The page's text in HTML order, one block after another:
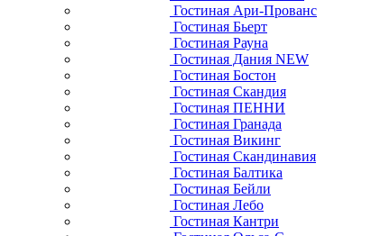
Гостиная Ари-Прованс
Гостиная Бьерт
Гостиная Рауна
Гостиная Дания NEW
Гостиная Бостон
Гостиная Скандия
Гостиная ПЕННИ
Гостиная Гранада
Гостиная Викинг
Гостиная Скандинавия
Гостиная Балтика
Гостиная Бейли
Гостиная Лебо
Гостиная Кантри